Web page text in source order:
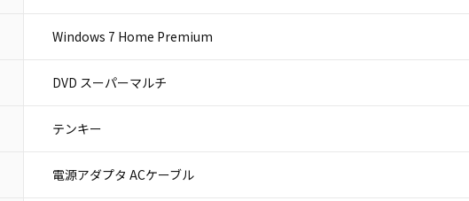
Windows 7 Home Premium
DVD スーパーマルチ
テンキー
電源アダプタ ACケーブル